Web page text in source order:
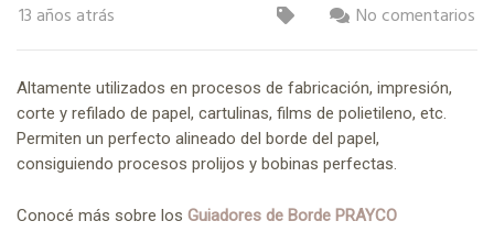
13 años atrás No comentarios
Altamente utilizados en procesos de fabricación, impresión,
corte y refilado de papel, cartulinas, films de polietileno, etc.
Permiten un perfecto alineado del borde del papel,
consiguiendo procesos prolijos y bobinas perfectas.
Conocé más sobre los Guiadores de Borde PRAYCO